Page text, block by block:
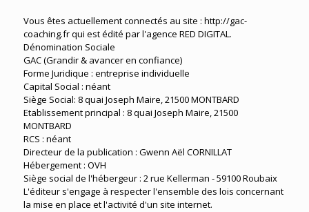
Vous êtes actuellement connectés au site : http://gac-
coaching.fr qui est édité par l'agence RED DIGITAL.
Dénomination Sociale
GAC (Grandir & avancer en confiance)
Forme Juridique : entreprise individuelle
Capital Social : néant
Siège Social: 8 quai Joseph Maire, 21500 MONTBARD
Etablissement principal : 8 quai Joseph Maire, 21500
MONTBARD
RCS : néant
Directeur de la publication : Gwenn Aël CORNILLAT
Hébergement : OVH
Siège social de l'hébergeur : 2 rue Kellerman - 59100 Roubaix
L'éditeur s'engage à respecter l'ensemble des lois concernant
la mise en place et l'activité d'un site internet.